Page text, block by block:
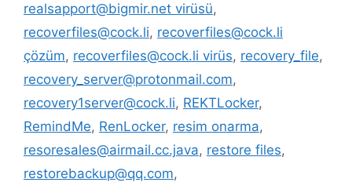
realsapport@bigmir.net virüsü,
recoverfiles@cock.li, recoverfiles@cock.li
çözüm, recoverfiles@cock.li virüs, recovery_file,
recovery_server@protonmail.com,
recovery1server@cock.li, REKTLocker,
RemindMe, RenLocker, resim onarma,
resoresales@airmail.cc.java, restore files,
restorebackup@qq.com,